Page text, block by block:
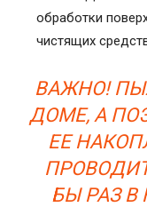
обработки
чистящих
ВАЖНО!
ДОМЕ, А
ЕЕ
БЫ РАЗ